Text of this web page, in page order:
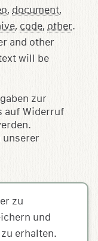
zur
auf Widerruf
unserer
, document,
, code, other.
and other
will be
zu
und
erhalten.